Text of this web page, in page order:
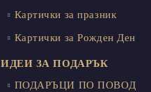
Картички за празник
Картички за Рожден Ден
ИДЕИ ЗА ПОДАРЪК
ПОДАРЪЦИ ПО ПОВОД